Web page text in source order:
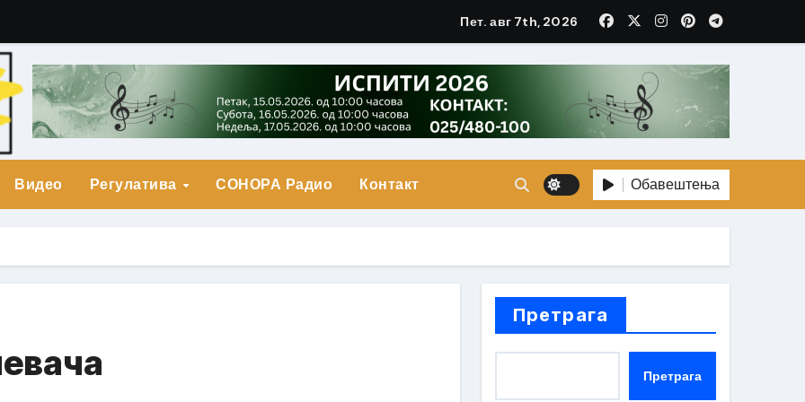
Друга Награда
Прва награда
Пет. авг 7th, 2026
Видео Регулатива СОНОРА Радио Контакт Обавештења
Претрага
Претрага